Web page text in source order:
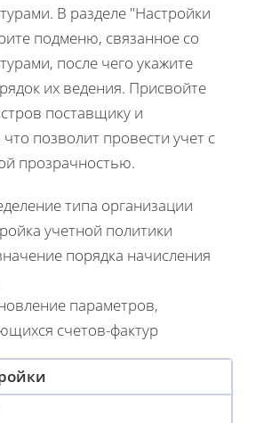
В разделе "Настройки
подменю, связанное со
после чего укажите
их ведения. Присвойте
поставщику и
позволит провести учет с
прозрачностью.
типа организации
учетной политики
порядка начисления
параметров,
счетов-фактур